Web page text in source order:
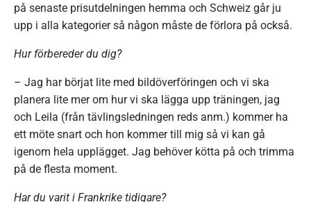
på senaste prisutdelningen hemma och Schweiz går ju
upp i alla kategorier så någon måste de förlora på också.
Hur förbereder du dig?
– Jag har börjat lite med bildöverföringen och vi ska
planera lite mer om hur vi ska lägga upp träningen, jag
och Leila (från tävlingsledningen reds anm.) kommer ha
ett möte snart och hon kommer till mig så vi kan gå
igenom hela upplägget. Jag behöver kötta på och trimma
på de flesta moment.
Har du varit i Frankrike tidigare?